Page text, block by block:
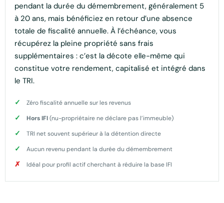
pendant la durée du démembrement, généralement 5
à 20 ans, mais bénéficiez en retour d’une absence
totale de fiscalité annuelle. À l’échéance, vous
récupérez la pleine propriété sans frais
supplémentaires : c’est la décote elle-même qui
constitue votre rendement, capitalisé et intégré dans
le TRI.
Zéro fiscalité annuelle sur les revenus
Hors IFI(nu-propriétaire ne déclare pas l’immeuble)
TRI net souvent supérieur à la détention directe
Aucun revenu pendant la durée du démembrement
Idéal pour profil actif cherchant à réduire la base IFI